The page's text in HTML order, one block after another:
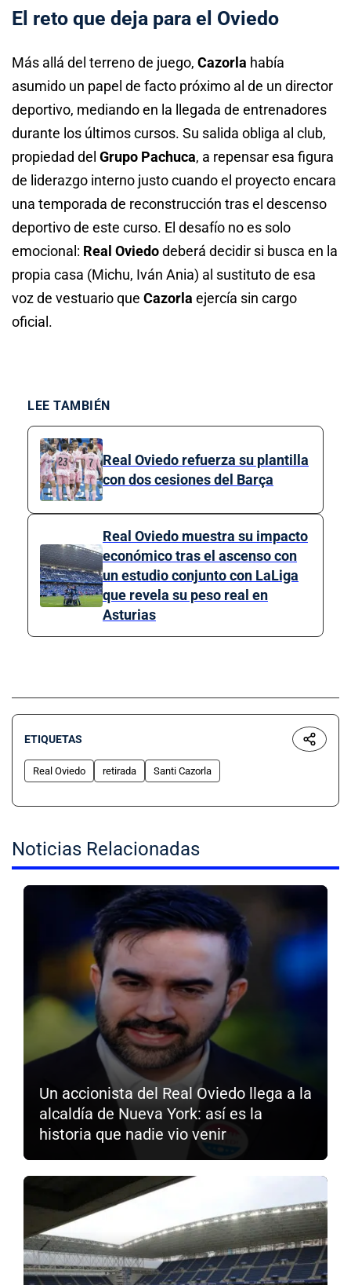
El reto que deja para el Oviedo
Más allá del terreno de juego, Cazorla había
asumido un papel de facto próximo al de un director
deportivo, mediando en la llegada de entrenadores
durante los últimos cursos. Su salida obliga al club,
propiedad del Grupo Pachuca, a repensar esa figura
de liderazgo interno justo cuando el proyecto encara
una temporada de reconstrucción tras el descenso
deportivo de este curso. El desafío no es solo
emocional: Real Oviedodeberá decidir si busca en la
propia casa (Michu, Iván Ania) al sustituto de esa
voz de vestuario que Cazorla ejercía sin cargo
oficial.
LEE TAMBIÉN
Real Oviedo refuerza su plantilla
con dos cesiones del Barça
Real Oviedo muestra su impacto
económico tras el ascenso con
un estudio conjunto con LaLiga
que revela su peso real en
Asturias
ETIQUETAS
Real Oviedo retirada Santi Cazorla
Noticias Relacionadas
Un accionista del Real Oviedo llega a la
alcaldía de Nueva York: así es la
historia que nadie vio venir